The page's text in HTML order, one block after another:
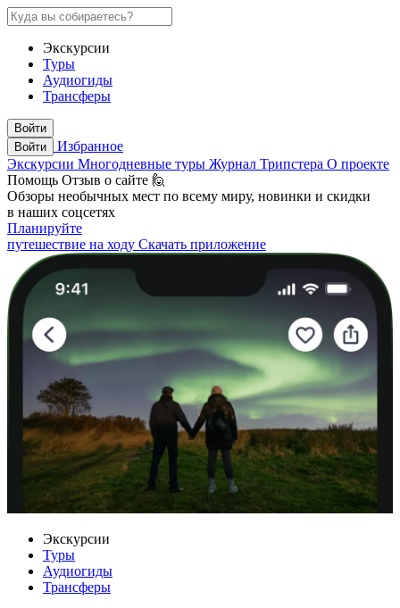
Экскурсии
Туры
Аудиогиды
Трансферы
Войти
Войти
Избранное
Экскурсии Многодневные туры Журнал Трипстера О проекте
Помощь Отзыв о сайте 🙋
Обзоры необычных мест по всему миру, новинки и скидки
в наших соцсетях
Планируйте
путешествие на ходу Скачать приложение
Экскурсии
Туры
Аудиогиды
Трансферы